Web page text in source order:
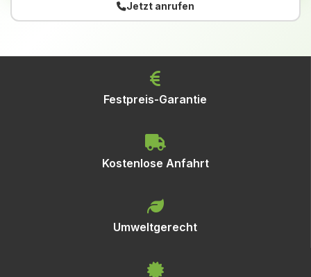
Jetzt anrufen
Festpreis-Garantie
Kostenlose Anfahrt
Umweltgerecht